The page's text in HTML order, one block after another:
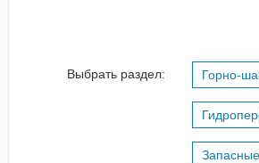
Выбрать раздел: Горно-